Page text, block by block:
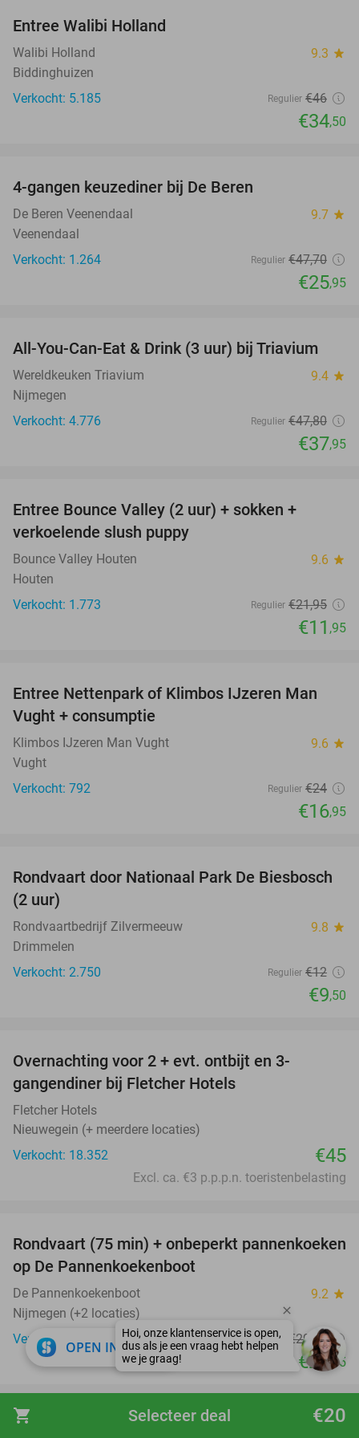
shopping_cart €20
Selecteer deal
Entree Walibi Holland
Walibi Holland 9.3 star
Biddinghuizen
Verkocht: 5.185
Regulier €46
€34,50
4-gangen keuzediner bij De Beren
De Beren Veenendaal 9.7 star
Veenendaal
Verkocht: 1.264
Regulier €47,70
€25,95
21%
All-You-Can-Eat & Drink (3 uur) bij Triavium
Wereldkeuken Triavium 9.4 star
Nijmegen
Verkocht: 4.776
Regulier €47,80
€37,95
Entree Bounce Valley (2 uur) + sokken +
verkoelende slush puppy
Bounce Valley Houten 9.6 star
Houten
Verkocht: 1.773
Regulier €21,95
€11 ,95
29%
Entree Nettenpark of Klimbos IJzeren Man
Vught + consumptie
Klimbos IJzeren Man Vught 9.6 star
Vught
Verkocht: 792
Regulier €24
€16,95
21%
Rondvaart door Nationaal Park De Biesbosch
(2 uur)
Rondvaartbedrijf Zilvermeeuw 9.8 star
Drimmelen
Verkocht: 2.750
Regulier €12
€9,50
Overnachting voor 2 + evt. ontbijt en 3-
gangendiner bij Fletcher Hotels
Fletcher Hotels
Nieuwegein (+ meerdere locaties)
Verkocht: 18.352
€45
Excl. ca. €3 p.p.p.n. toeristenbelasting
30%
Rondvaart (75 min) + onbeperkt pannenkoeken
op De Pannenkoekenboot
De Pannenkoekenboot 9.2 star
Nijmegen (+2 locaties)
Verkocht: 4.646
Regulier €29 ,50
€20,75
75 dagen gratis luisterboeken en e-books
OPEN IN APP close